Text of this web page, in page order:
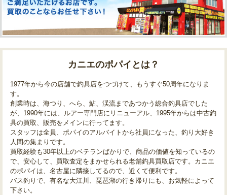
カニエのポパイとは？
1977年から今の店舗で釣具店をつづけて、もうすぐ50周年になりま
す。
創業時は、海つり、へら、鮎、渓流まであつかう総合釣具店でした
が、1990年には、ルアー専門店にリニューアル、1995年からは中古釣
具の買取、販売をメインに行ってます。
スタッフは全員、ポパイのアルバイトから社員になった、釣り大好き
人間の集まりです。
買取経験も30年以上のベテランばかりで、商品の価値を知っているの
で、安心して、買取査定をまかせられる老舗釣具買取店です。カニエ
のポパイは、名古屋に隣接してるので、近くて便利です。
バス釣りで、有名な大江川、琵琶湖の行き帰りにも、お気軽によって
下さい。